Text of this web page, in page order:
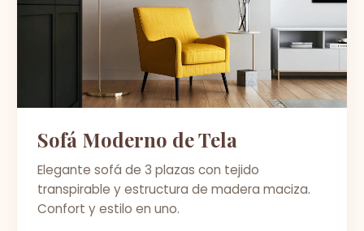
Sofá Moderno de Tela
Elegante sofá de 3 plazas con tejido
transpirable y estructura de madera maciza.
Confort y estilo en uno.